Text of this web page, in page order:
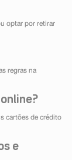
optar por retirar
regras na
cartões de crédito
e